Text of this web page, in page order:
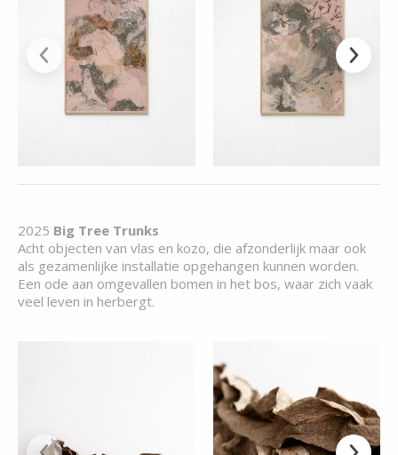
2025 Big Tree Trunks
Acht objecten van vlas en kozo, die afzonderlijk maar ook
als gezamenlijke installatie opgehangen kunnen worden.
Een ode aan omgevallen bomen in het bos, waar zich vaak
veel leven in herbergt.